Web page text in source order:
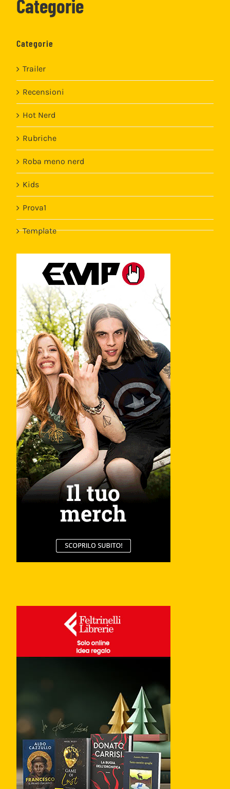
Categorie
Categorie
Trailer
Recensioni
Hot Nerd
Rubriche
Roba meno nerd
Kids
Prova1
Template